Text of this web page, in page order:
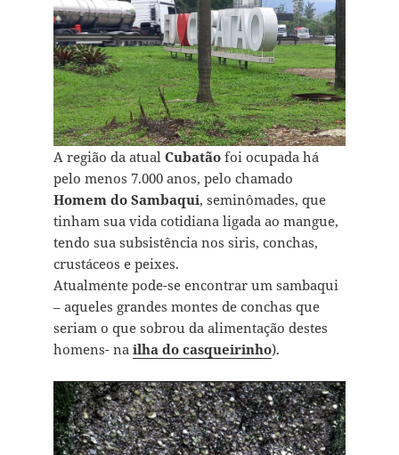
A região da atual Cubatãofoi ocupada há
pelo menos 7.000 anos, pelo chamado
Homem do Sambaqui, seminômades, que
tinham sua vida cotidiana ligada ao mangue,
tendo sua subsistência nos siris, conchas,
crustáceos e peixes.
Atualmente pode-se encontrar um sambaqui
– aqueles grandes montes de conchas que
seriam o que sobrou da alimentação destes
homens- na ilha do casqueirinho).